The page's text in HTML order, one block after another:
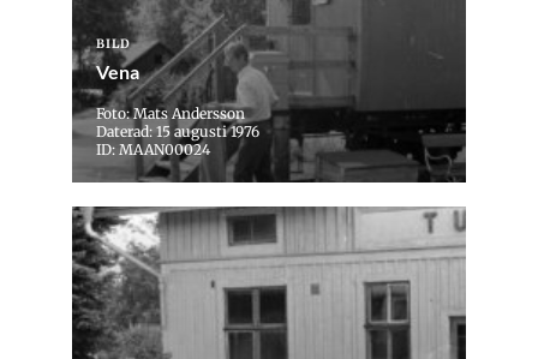
BILD
Vena
Foto: Mats Andersson
Daterad: 15 augusti 1976
ID: MAAN00024